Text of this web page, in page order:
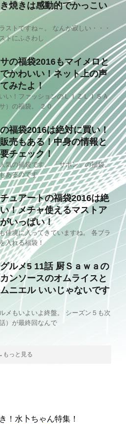
焼きは感動的でかっこい
ストですね～。 なんか寂しい・・・
トにふさわし
の福袋2016もマイメロと
かわいい！ネット上の声
みたよ！
い！ファッションのＬＩＺＬＩＳＡ
）の福袋。 ２０
福袋2016は絶対に買い！
売もある！中身の情報と
チェック！
気の福袋です。 「サボン」の福袋。
あるのです
ュアートの福袋2016は絶
！メチャ使えるマストア
いっぱい！
佳境に入ってきていますね。 各ブラ
入れる福袋！
ルメ5 11話 厨Ｓａｗａの
ンソースのオムライスと
ニエル いいじゃないです
メもいよいよ終盤。 シーズン５も次
）が最終回なんで
もっと見る
！水卜ちゃん特集！